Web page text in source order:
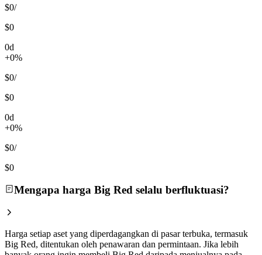
$0/
$0
0d
+0%
$0/
$0
0d
+0%
$0/
$0
Mengapa harga Big Red selalu berfluktuasi?
Harga setiap aset yang diperdagangkan di pasar terbuka, termasuk
Big Red, ditentukan oleh penawaran dan permintaan. Jika lebih